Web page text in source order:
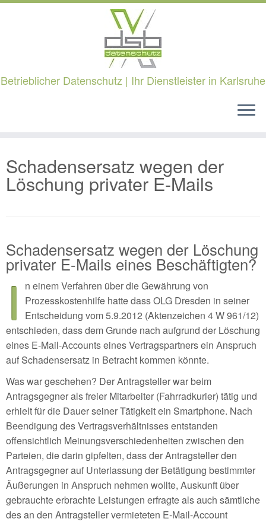
Inhalt
springen
Betrieblicher Datenschutz | Ihr Dienstleister in Karlsruhe
Schadensersatz wegen der
Löschung privater E-Mails
Schadensersatz wegen der Löschung
privater E-Mails eines Beschäftigten?
I
n einem Verfahren über die Gewährung von
Prozesskostenhilfe hatte dass OLG Dresden in seiner
Entscheidung vom 5.9.2012 (Aktenzeichen 4 W 961/12)
entschieden, dass dem Grunde nach aufgrund der Löschung
eines E-Mail-Accounts eines Vertragspartners ein Anspruch
auf Schadensersatz in Betracht kommen könnte.
Was war geschehen? Der Antragsteller war beim
Antragsgegner als freier Mitarbeiter (Fahrradkurier) tätig und
erhielt für die Dauer seiner Tätigkeit ein Smartphone. Nach
Beendigung des Vertragsverhältnisses entstanden
offensichtlich Meinungsverschiedenheiten zwischen den
Parteien, die darin gipfelten, dass der Antragsteller den
Antragsgegner auf Unterlassung der Betätigung bestimmter
Äußerungen in Anspruch nehmen wollte, Auskunft über
gebrauchte erbrachte Leistungen erfragte als auch sämtliche
des an den Antragsteller vermieteten E-Mail-Account